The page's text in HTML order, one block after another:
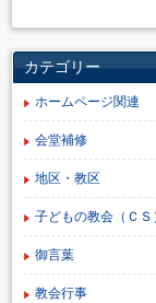
カテゴリー
ホームページ関連
会堂補修
地区・教区
子どもの教会（ＣＳ
御言葉
教会行事